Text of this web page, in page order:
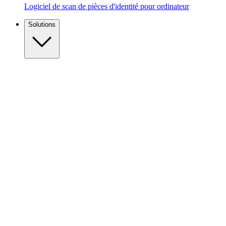
Logiciel de scan de pièces d'identité pour ordinateur
Solutions